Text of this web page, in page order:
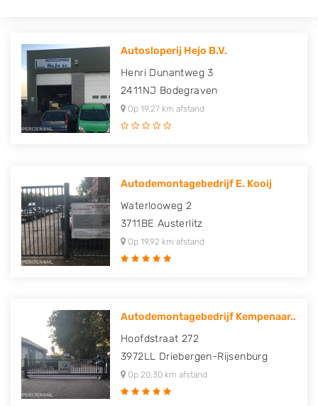
Autosloperij Hejo B.V.
Henri Dunantweg 3
2411NJ Bodegraven
Op 19,27 km afstand
Autodemontagebedrijf E. Kooij
Waterlooweg 2
3711BE Austerlitz
Op 19,92 km afstand
Autodemontagebedrijf Kempenaar..
Hoofdstraat 272
3972LL Driebergen-Rijsenburg
Op 20,30 km afstand